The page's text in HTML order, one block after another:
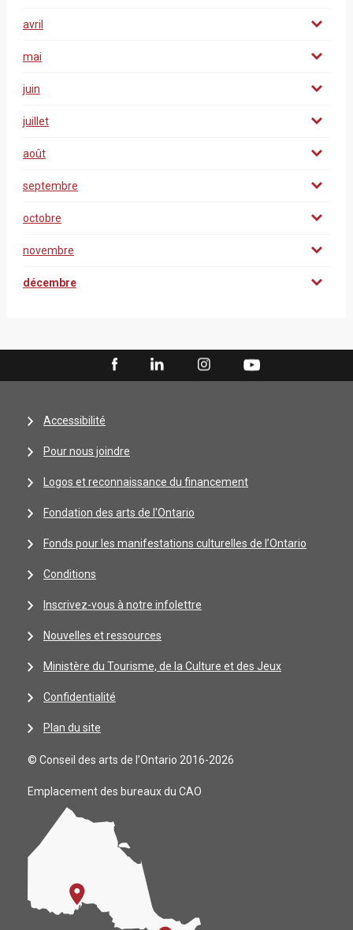
avril
mai
juin
juillet
août
septembre
octobre
novembre
décembre
Accessibilité
Pour nous joindre
Logos et reconnaissance du financement
Fondation des arts de l'Ontario
Fonds pour les manifestations culturelles de l’Ontario
Conditions
Inscrivez-vous à notre infolettre
Nouvelles et ressources
Ministère du Tourisme, de la Culture et des Jeux
Confidentialité
Plan du site
© Conseil des arts de l’Ontario 2016-2026
Emplacement des bureaux du CAO